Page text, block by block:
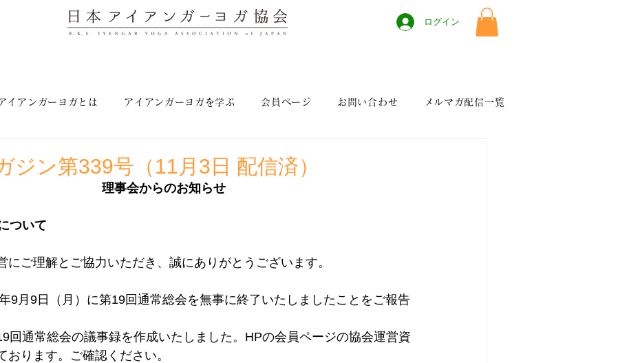
ログイン
イアンガーヨガとは アイアンガーヨガを学ぶ 会員ページ お問い合わせ メルマガ配信一覧
ジン第339号（11月3日 配信済）
理事会からのお知らせ
ついて
にご理解とご協力いただき、誠にありがとうございます。
9月9日（月）に第19回通常総会を無事に終了いたしましたことをご報告
回通常総会の議事録を作成いたしました。HPの会員ページの協会運営資
おります。ご確認ください。